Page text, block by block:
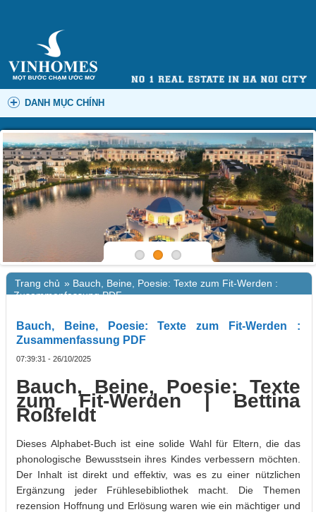
DANH MỤC CHÍNH
Trang chủ » Bauch, Beine, Poesie: Texte zum Fit-Werden :
Zusammenfassung PDF
Bauch, Beine, Poesie: Texte zum Fit-Werden :
Zusammenfassung PDF
07:39:31 - 26/10/2025
Bauch, Beine, Poesie: Texte
zum Fit-Werden | Bettina
Roßfeldt
Dieses Alphabet-Buch ist eine solide Wahl für Eltern, die das
phonologische Bewusstsein ihres Kindes verbessern möchten.
Der Inhalt ist direkt und effektiv, was es zu einer nützlichen
Ergänzung jeder Frühlesebibliothek macht. Die Themen
rezension Hoffnung und Erlösung waren wie ein mächtiger und